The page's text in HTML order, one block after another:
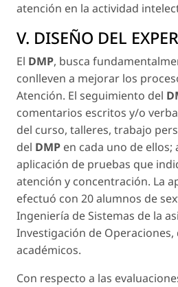
atención en la actividad
V. DISEÑO DEL
El DMP, busca
conlleven a mejorar los
Atención. El seguimiento del
comentarios escritos y/o
del curso, talleres, trabajo
del DMP en cada uno de ellos;
aplicación de pruebas que
atención y concentración. La
efectuó con 20 alumnos de
Ingeniería de Sistemas de la
Investigación de
académicos.
Con respecto a las